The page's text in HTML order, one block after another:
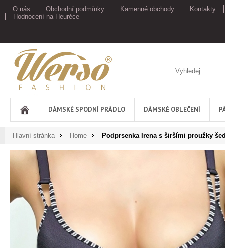
O nás Obchodní podmínky Kamenné obchody
Kontakty
Hodnocení na Heuréce
Werso
DÁMSKÉ SPODNÍ PRÁDLO DÁMSKÉ OBLEČENÍ
Hlavní stránka Home Podprsenka Irena s širšími proužky